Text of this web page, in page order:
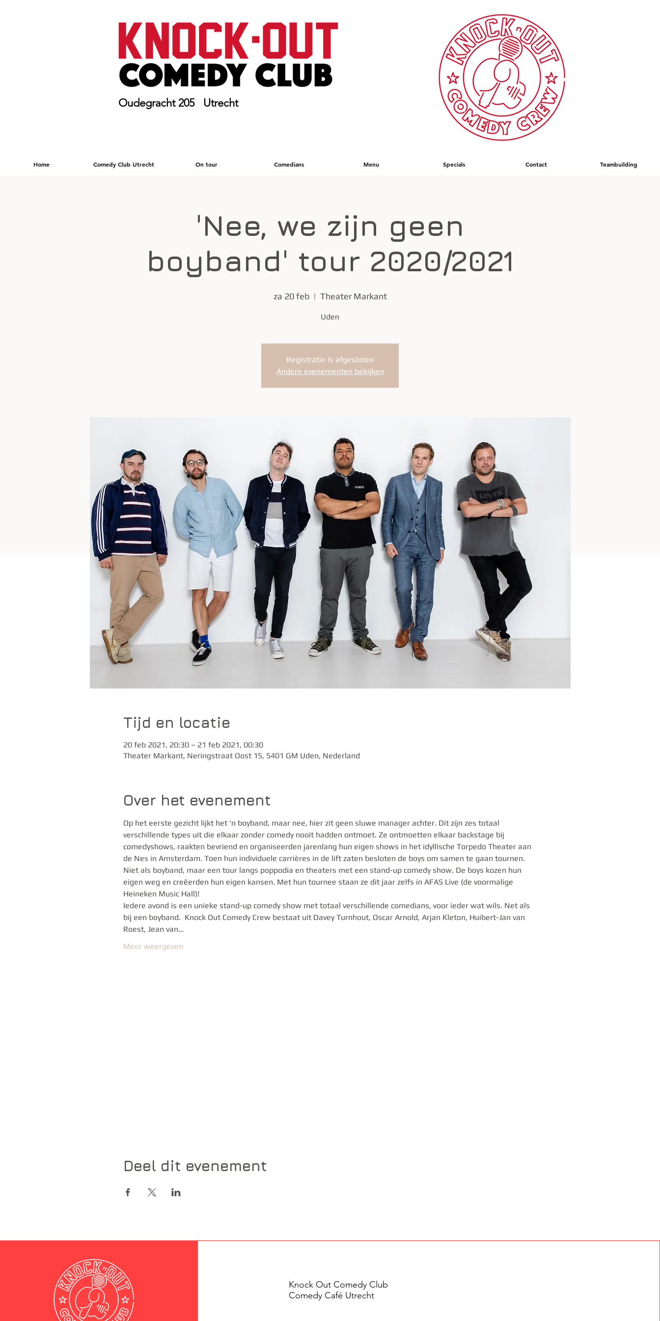
Oudegracht 205 Utrecht
Home Comedy Club Utrecht On tour Comedians Menu Specials Contact Teambuilding
'Nee, we zijn geen
boyband' tour 2020/2021
za 20 feb
  |
Theater Markant
Uden
Registratie is afgesloten
Andere evenementen bekijken
Tijd en locatie
20 feb 2021, 20:30 – 21 feb 2021, 00:30
Theater Markant, Neringstraat Oost 15, 5401 GM Uden, Nederland
Over het evenement
Op het eerste gezicht lijkt het ‘n boyband, maar nee, hier zit geen sluwe manager achter. Dit zijn zes totaal
verschillende types uit die elkaar zonder comedy nooit hadden ontmoet. Ze ontmoetten elkaar backstage bij
comedyshows, raakten bevriend en organiseerden jarenlang hun eigen shows in het idyllische Torpedo Theater aan
de Nes in Amsterdam. Toen hun individuele carrières in de lift zaten besloten de boys om samen te gaan tournen.
Niet als boyband, maar een tour langs poppodia en theaters met een stand-up comedy show. De boys kozen hun
eigen weg en creëerden hun eigen kansen. Met hun tournee staan ze dit jaar zelfs in AFAS Live (de voormalige
Heineken Music Hall)!
Iedere avond is een unieke stand-up comedy show met totaal verschillende comedians, voor ieder wat wils. Net als
bij een boyband.  Knock Out Comedy Crew bestaat uit Davey Turnhout, Oscar Arnold, Arjan Kleton, Huibert-Jan van
Roest, Jean van…
Meer weergeven
Deel dit evenement
Knock Out Comedy Club
Comedy Café Utrecht